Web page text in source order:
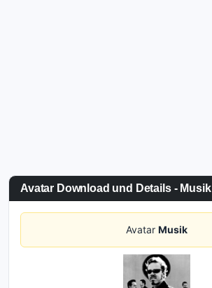
Avatar Download und Details - Musik
Avatar Musik